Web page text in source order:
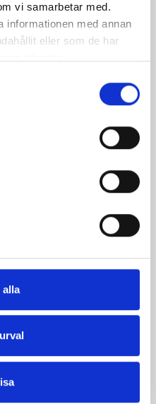
vi samarbetar med.
informationen med annan
eller som de har
alla